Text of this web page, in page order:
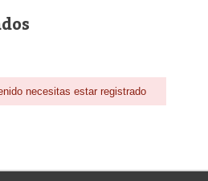
necesitas estar registrado